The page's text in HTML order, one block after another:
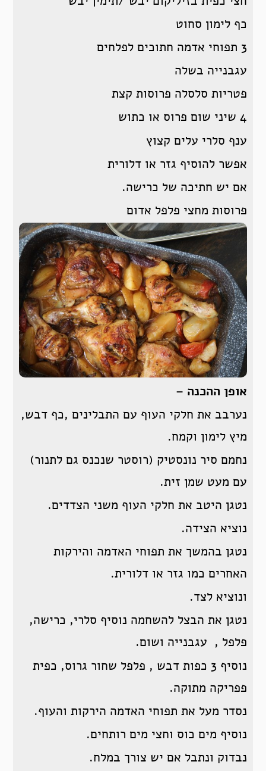
כף לימון סחוט
3 תפוחי אדמה חתוכים לפלחים
עגבנייה בשלה
פטריות סלסלה פרוסות קצת
4 שיני שום פרוס או כתוש
ענף סלרי עלים קצוץ
אפשר להוסיף גזר או דלורית
אם יש חתיכה של כרישה.
פרוסות מחצי פלפל אדום
אופן ההכנה –
נערבב את חלקי העוף עם התבלינים ,כף דבש,
מיץ לימון וקמח.
נחמם סיר נונסטיק (רוסטר שנכנס גם לתנור)
עם מעט שמן זית.
נטגן היטב את חלקי העוף משני הצדדים.
נוציא הצידה.
נטגן בהמשך את תפוחי האדמה והירקות
האחרים כמו גזר או דלורית.
ונוציא לצד.
נטגן את הבצל להשחמה נוסיף סלרי, כרישה,
פלפל , עגבנייה ושום.
נוסיף 3 כפות דבש , פלפל שחור גרוס, כפית
פפריקה מתוקה.
נסדר מעל את תפוחי האדמה הירקות והעוף.
נוסיף מים כוס וחצי מים רותחים.
נבדוק ונתבל אם יש צורך במלח.